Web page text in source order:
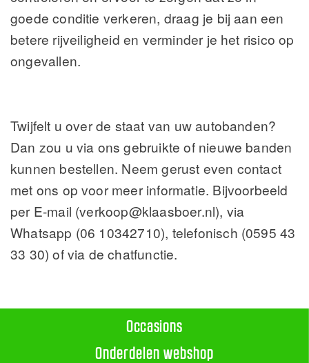
goede conditie verkeren, draag je bij aan een
betere rijveiligheid en verminder je het risico op
ongevallen.
Twijfelt u over de staat van uw autobanden?
Dan zou u via ons gebruikte of nieuwe banden
kunnen bestellen. Neem gerust even contact
met ons op voor meer informatie. Bijvoorbeeld
per E-mail (verkoop@klaasboer.nl), via
Whatsapp (06 10342710), telefonisch (0595 43
33 30) of via de chatfunctie.
Occasions
Onderdelen webshop